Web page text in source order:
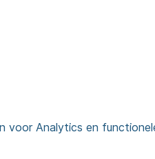
voor Analytics en